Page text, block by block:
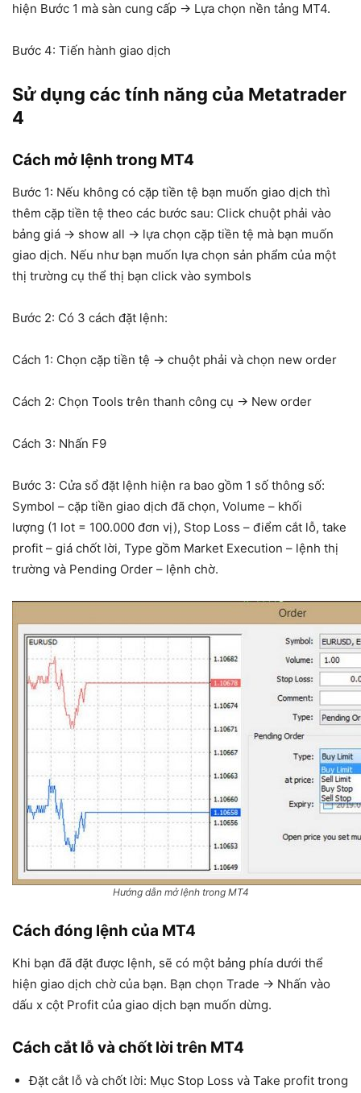
hiện Bước 1 mà sàn cung cấp → Lựa chọn nền tảng MT4.
Bước 4: Tiến hành giao dịch
Sử dụng các tính năng của Metatrader
4
Cách mở lệnh trong MT4
Bước 1: Nếu không có cặp tiền tệ bạn muốn giao dịch thì
thêm cặp tiền tệ theo các bước sau: Click chuột phải vào
bảng giá → show all → lựa chọn cặp tiền tệ mà bạn muốn
giao dịch. Nếu như bạn muốn lựa chọn sản phẩm của một
thị trường cụ thể thị bạn click vào symbols
Bước 2: Có 3 cách đặt lệnh:
Cách 1: Chọn cặp tiền tệ → chuột phải và chọn new order
Cách 2: Chọn Tools trên thanh công cụ → New order
Cách 3: Nhấn F9
Bước 3: Cửa sổ đặt lệnh hiện ra bao gồm 1 số thông số:
Symbol – cặp tiền giao dịch đã chọn, Volume – khối
lượng (1 lot = 100.000 đơn vị), Stop Loss – điểm cắt lỗ, take
profit – giá chốt lời, Type gồm Market Execution – lệnh thị
trường và Pending Order – lệnh chờ.
Hướng dẫn mở lệnh trong MT4
Cách đóng lệnh của MT4
Khi bạn đã đặt được lệnh, sẽ có một bảng phía dưới thể
hiện giao dịch chờ của bạn. Bạn chọn Trade → Nhấn vào
dấu x cột Profit của giao dịch bạn muốn dừng.
Cách cắt lỗ và chốt lời trên MT4
Đặt cắt lỗ và chốt lời: Mục Stop Loss và Take profit trong